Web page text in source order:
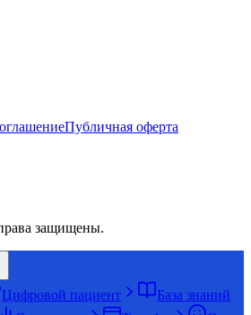
Публичная оферта
защищены.
Цифровой пациент
База знаний